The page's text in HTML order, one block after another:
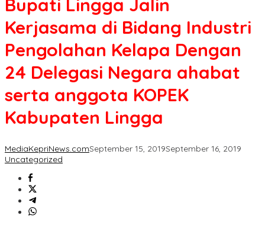
Bupati Lingga Jalin
Kerjasama di Bidang Industri
Pengolahan Kelapa Dengan
24 Delegasi Negara ahabat
serta anggota KOPEK
Kabupaten Lingga
MediaKepriNews.comSeptember 15, 2019September 16, 2019
Uncategorized